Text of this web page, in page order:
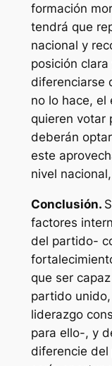
formación
tendrá que
nacional y
posición
diferenciarse
no lo hace, el
quieren votar
deberán
este
nivel
Conclusión.
factores
del partido-
que ser
partido
liderazgo
para ello-, y
diferencie del